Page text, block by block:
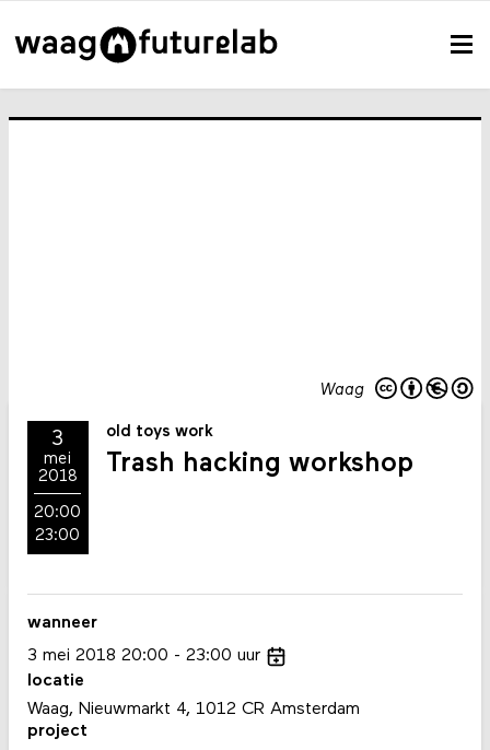
Waag
3
mei
2018
20:00
23:00
old toys work
Trash hacking workshop
wanneer
3 mei 2018 20:00 23:00 uur
locatie
Waag, Nieuwmarkt 4, 1012 CR Amsterdam
project